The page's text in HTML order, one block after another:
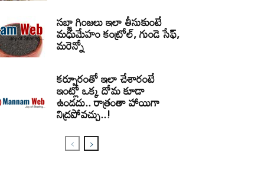
సబ్జా గింజలు ఇలా తీసుకుంటే
మధుమేహం కంట్రోల్, గుండె సేఫ్,
మరెన్నో
కర్పూరంతో ఇలా చేశారంటే
ఇంట్లో ఒక్క దోమ కూడా
ఉండదు.. రాత్రంతా హాయిగా
నిద్రపోవచ్చు..!